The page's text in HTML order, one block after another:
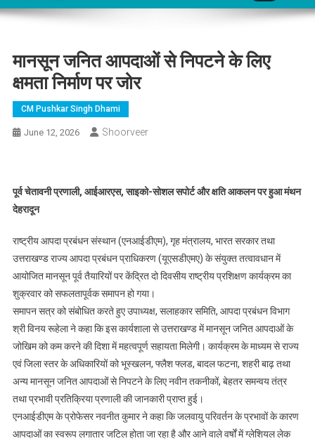
मानसून जनित आपदाओं से निपटने के लिए
क्षमता निर्माण पर जोर
CM Pushkar Singh Dhami
June 12, 2026 Shoorveer
पूर्व चेतावनी प्रणाली, आईआरएस, साइको-सोशल सपोर्ट और क्षति आकलन पर हुआ मंथन
देहरादून
राष्ट्रीय आपदा प्रबंधन संस्थान (एनआईडीएम), गृह मंत्रालय, भारत सरकार तथा
उत्तराखण्ड राज्य आपदा प्रबंधन प्राधिकरण (यूएसडीएमए) के संयुक्त तत्वावधान में
आयोजित मानसून पूर्व तैयारियों पर केंद्रित दो दिवसीय राष्ट्रीय प्रशिक्षण कार्यक्रम का
शुक्रवार को सफलतापूर्वक समापन हो गया।
समापन सत्र को संबोधित करते हुए उपाध्यक्ष, सलाहकार समिति, आपदा प्रबंधन विभाग
श्री विनय रूहेला ने कहा कि इस कार्यशाला से उत्तराखण्ड में मानसून जनित आपदाओं के
जोखिम को कम करने की दिशा में महत्वपूर्ण सहायता मिलेगी। कार्यक्रम के माध्यम से राज्य
एवं जिला स्तर के अधिकारियों को भूस्खलन, फ्लैश फ्लड, बादल फटना, शहरी बाढ़ तथा
अन्य मानसून जनित आपदाओं से निपटने के लिए नवीन तकनीकों, बेहतर समन्वय तंत्र
तथा प्रभावी प्रतिक्रिया प्रणाली की जानकारी प्राप्त हुई।
एनआईडीएम के प्रोफेसर नवनीत कुमार ने कहा कि जलवायु परिवर्तन के प्रभावों के कारण
आपदाओं का स्वरूप लगातार जटिल होता जा रहा है और आने वाले वर्षों में ग्लेशियल लेक